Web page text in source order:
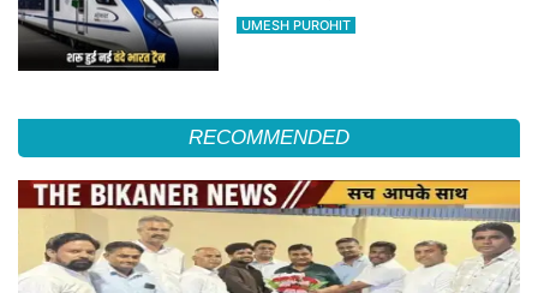
का सफर होगा आसान, देखें पूरा रूटमैप
UMESH PUROHIT
RECOMMENDED